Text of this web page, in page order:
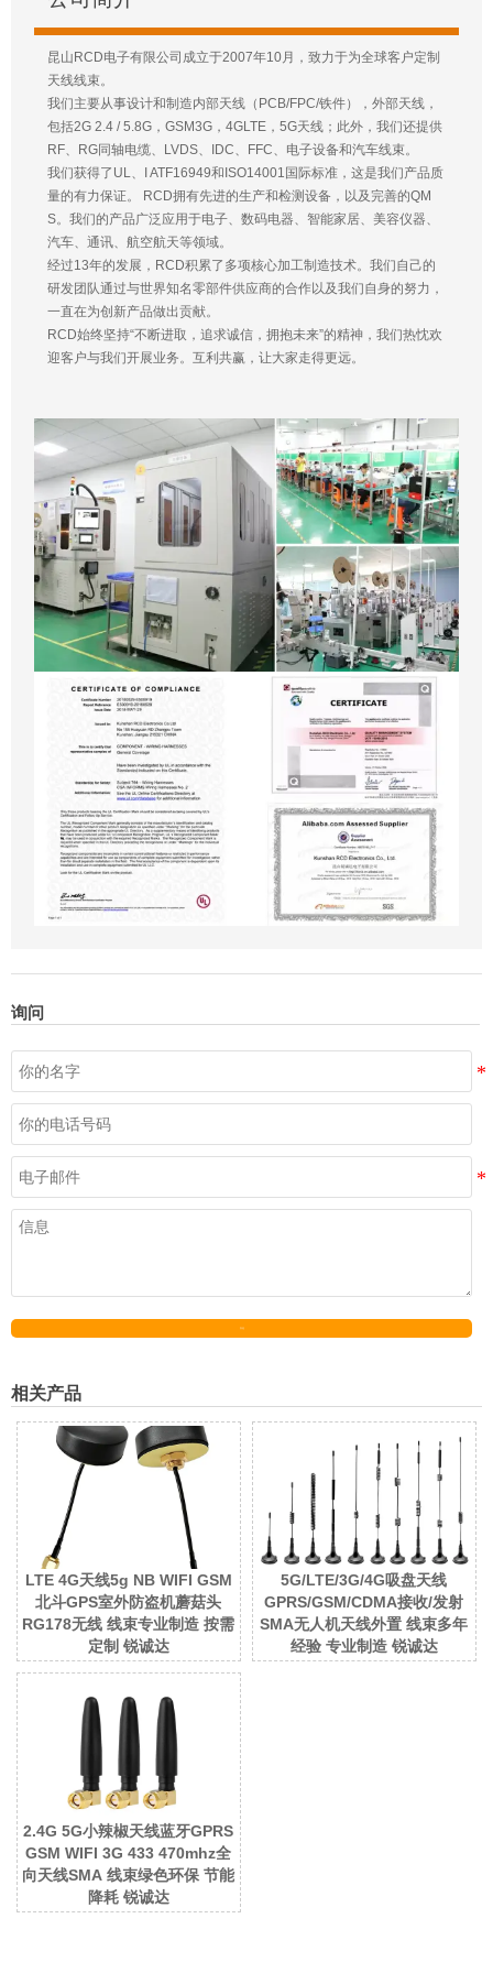
昆山RCD电子有限公司成立于2007年10月，致力于为全球客户定制
天线线束。
我们主要从事设计和制造内部天线（PCB/FPC/铁件），外部天线，
包括2G 2.4 / 5.8G，GSM3G，4GLTE，5G天线；此外，我们还提供
RF、RG同轴电缆、LVDS、IDC、FFC、电子设备和汽车线束。
我们获得了UL、I ATF16949和ISO14001国际标准，这是我们产品质
量的有力保证。 RCD拥有先进的生产和检测设备，以及完善的QM
S。我们的产品广泛应用于电子、数码电器、智能家居、美容仪器、
汽车、通讯、航空航天等领域。
经过13年的发展，RCD积累了多项核心加工制造技术。我们自己的
研发团队通过与世界知名零部件供应商的合作以及我们自身的努力，
一直在为创新产品做出贡献。
RCD始终坚持“不断进取，追求诚信，拥抱未来”的精神，我们热忱欢
迎客户与我们开展业务。互利共赢，让大家走得更远。
询问
相关产品
LTE 4G天线5g NB WIFI GSM
北斗GPS室外防盗机蘑菇头
RG178无线 线束专业制造 按需
定制 锐诚达
5G/LTE/3G/4G吸盘天线
GPRS/GSM/CDMA接收/发射
SMA无人机天线外置 线束多年
经验 专业制造 锐诚达
2.4G 5G小辣椒天线蓝牙GPRS
GSM WIFI 3G 433 470mhz全
向天线SMA 线束绿色环保 节能
降耗 锐诚达